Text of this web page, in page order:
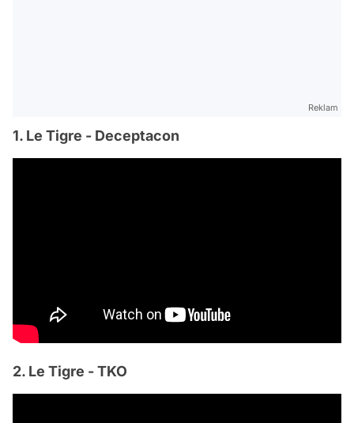
Reklam
1. Le Tigre - Deceptacon
2. Le Tigre - TKO